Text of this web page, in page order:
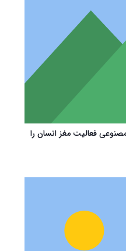
فعالیت مغز انسان را